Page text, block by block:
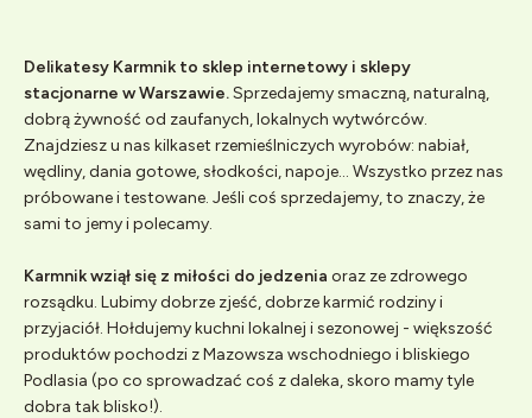
Delikatesy Karmnik to sklep internetowy i sklepy
stacjonarne w Warszawie.Sprzedajemy smaczną, naturalną,
dobrą żywność od zaufanych, lokalnych wytwórców.
Znajdziesz u nas kilkaset rzemieślniczych wyrobów: nabiał,
wędliny, dania gotowe, słodkości, napoje... Wszystko przez nas
próbowane i testowane. Jeśli coś sprzedajemy, to znaczy, że
sami to jemy i polecamy.
Karmnik wziął się z miłości do jedzenia oraz ze zdrowego
rozsądku. Lubimy dobrze zjeść, dobrze karmić rodziny i
przyjaciół. Hołdujemy kuchni lokalnej i sezonowej - większość
produktów pochodzi z Mazowsza wschodniego i bliskiego
Podlasia (po co sprowadzać coś z daleka, skoro mamy tyle
dobra tak blisko!).